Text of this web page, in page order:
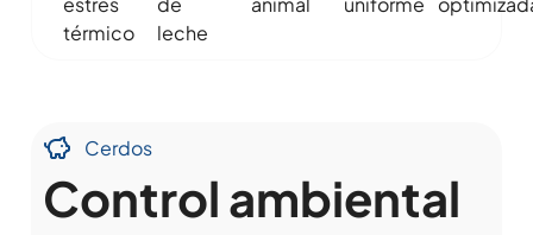
térmico
leche
Cerdos
Control ambiental